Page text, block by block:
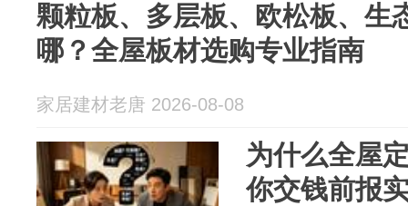
颗粒板、多层板、欧松板、生
哪？全屋板材选购专业指南
家居建材老唐 2026-08-08
为什么全屋
你交钱前报